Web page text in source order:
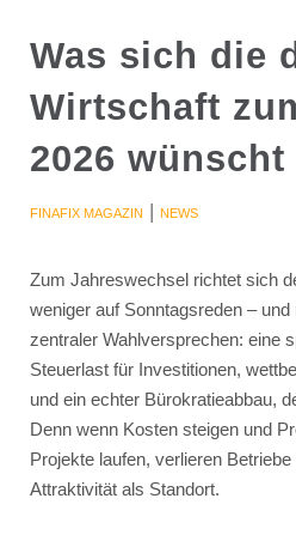
Was sich die
Wirtschaft
2026 wünscht
FINAFIX MAGAZIN | NEWS
Zum Jahreswechsel richtet sich
weniger auf Sonntagsreden –
zentraler Wahlversprechen: eine
Steuerlast für Investitionen,
und ein echter Bürokratieabbau,
Denn wenn Kosten steigen und
Projekte laufen, verlieren
Attraktivität als Standort.